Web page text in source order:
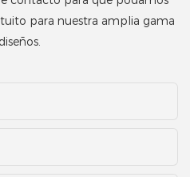
para nuestra amplia gama